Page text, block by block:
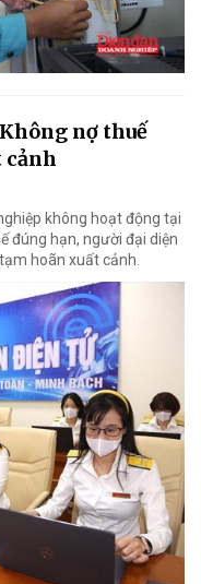
nợ thuế
cảnh
không hoạt động tại
đúng hạn, người đại diện
hoãn xuất cảnh.